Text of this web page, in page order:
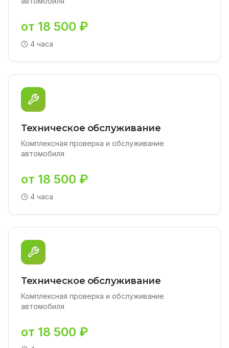
от 18 500 ₽
4 часа
Техническое обслуживание
Комплексная проверка и обслуживание
автомобиля
от 18 500 ₽
4 часа
Техническое обслуживание
Комплексная проверка и обслуживание
автомобиля
от 18 500 ₽